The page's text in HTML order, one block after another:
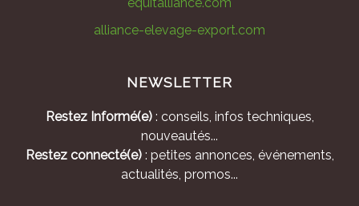
alliance-elevage-export.com
NEWSLETTER
Restez Informé(e): conseils, infos techniques,
nouveautés...
Restez connecté(e): petites annonces, événements,
actualités, promos...